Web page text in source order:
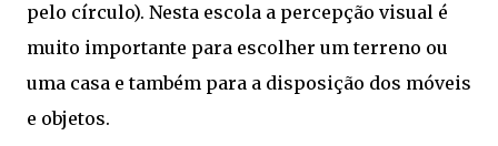
pelo círculo). Nesta escola a percepção visual é
muito importante para escolher um terreno ou
uma casa e também para a disposição dos móveis
e objetos.